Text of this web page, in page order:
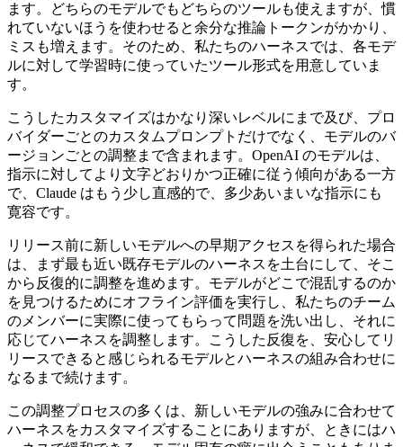
ます。どちらのモデルでもどちらのツールも使えますが、慣
れていないほうを使わせると余分な推論トークンがかかり、
ミスも増えます。そのため、私たちのハーネスでは、各モデ
ルに対して学習時に使っていたツール形式を用意していま
す。
こうしたカスタマイズはかなり深いレベルにまで及び、プロ
バイダーごとのカスタムプロンプトだけでなく、モデルのバ
ージョンごとの調整まで含まれます。OpenAI のモデルは、
指示に対してより文字どおりかつ正確に従う傾向がある一方
で、Claude はもう少し直感的で、多少あいまいな指示にも
寛容です。
リリース前に新しいモデルへの早期アクセスを得られた場合
は、まず最も近い既存モデルのハーネスを土台にして、そこ
から反復的に調整を進めます。モデルがどこで混乱するのか
を見つけるためにオフライン評価を実行し、私たちのチーム
のメンバーに実際に使ってもらって問題を洗い出し、それに
応じてハーネスを調整します。こうした反復を、安心してリ
リースできると感じられるモデルとハーネスの組み合わせに
なるまで続けます。
この調整プロセスの多くは、新しいモデルの強みに合わせて
ハーネスをカスタマイズすることにありますが、ときにはハ